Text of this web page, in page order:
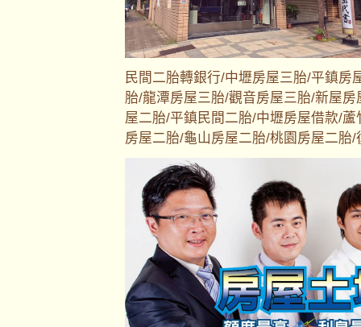
民間二胎轉銀行/中壢房屋三胎/平鎮房
胎/龍潭房屋三胎/觀音房屋三胎/新屋
屋二胎/平鎮民間二胎/中壢房屋借款/
房屋二胎/龜山房屋二胎/桃園房屋二胎/